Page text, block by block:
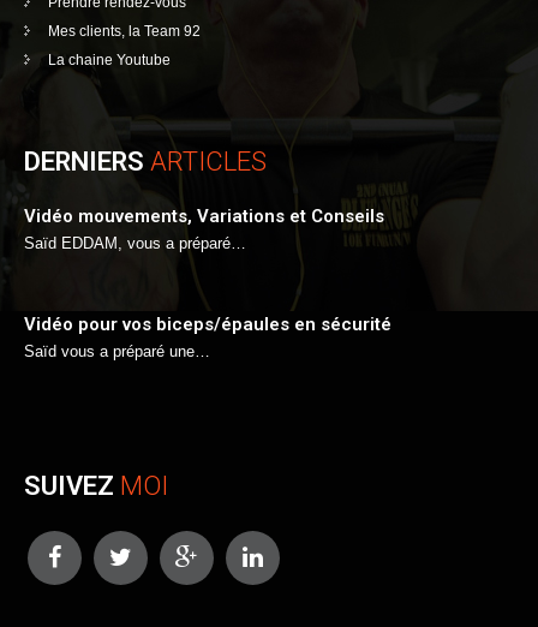
Mes clients, la Team 92
La chaine Youtube
DERNIERS ARTICLES
Vidéo mouvements, Variations et Conseils
Saïd EDDAM, vous a préparé…
Vidéo pour vos biceps/épaules en sécurité
Saïd vous a préparé une…
SUIVEZ MOI